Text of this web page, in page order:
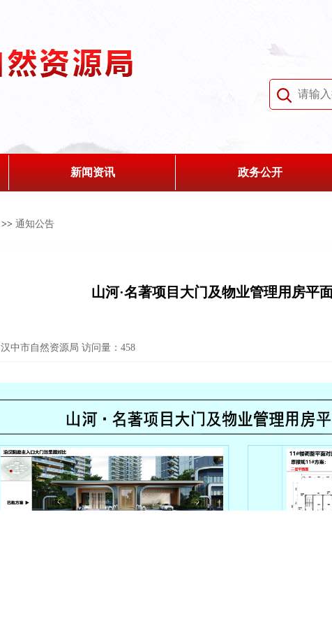
新闻资讯 政务公开
>> 通知公告
山河·名著项目大门及物业管理用房平
汉中市自然资源局 访问量： 458